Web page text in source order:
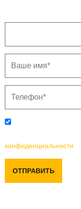
конфиденциальности
ОТПРАВИТЬ